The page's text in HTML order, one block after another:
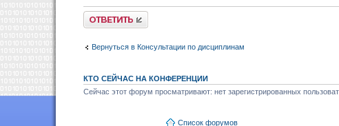
Ответить
Вернуться в Консультации по дисциплинам
КТО СЕЙЧАС НА КОНФЕРЕНЦИИ
Сейчас этот форум просматривают: нет зарегистрированных
Список форумов